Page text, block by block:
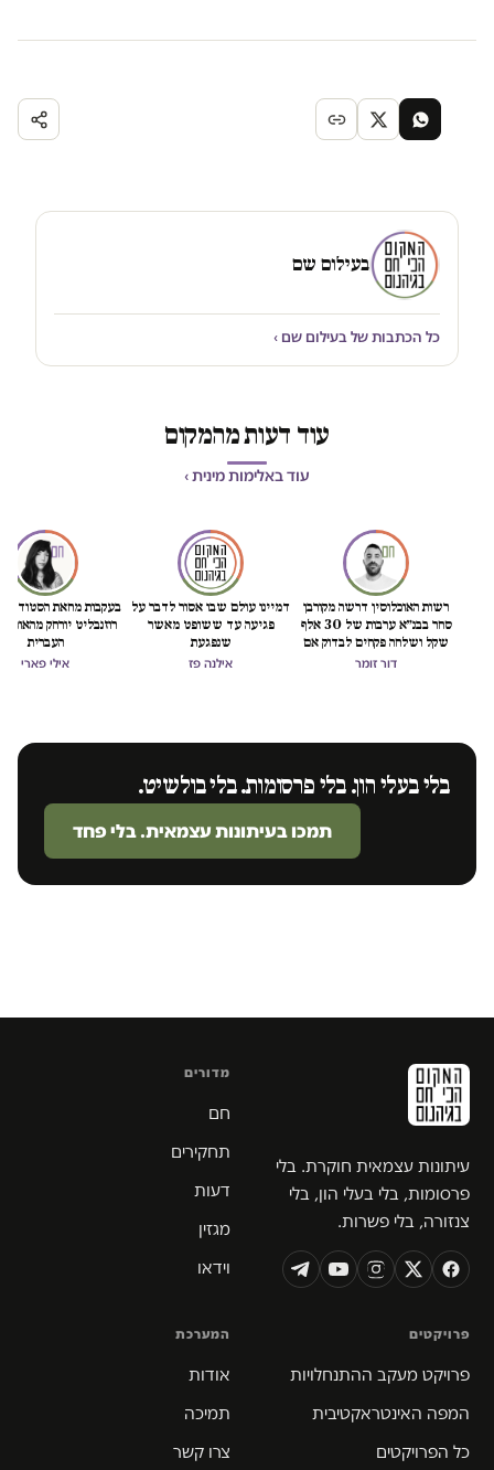
בעילום שם
כל הכתבות של בעילום שם ›
עוד דעות מהמקום
עוד באלימות מינית ›
רשות האוכלוסין דרשה מקורבן
סחר בבנ״א ערבות של 30 אלף
שקל ושלחה פקחים לבדוק אם
"חזרה לזנות"
דור זומר
דמיינו עולם שבו אסור לדבר על
פגיעה עד ששופט מאשר
שנפגעת
אילנה פז
בעקבות מחאת
רוזנבליט יורחק
העברית
אילי פארי
בלי בעלי הון. בלי פרסומות. בלי בולשיט.
תמכו בעיתונות עצמאית. בלי פחד
עיתונות עצמאית חוקרת. בלי
פרסומות, בלי בעלי הון, בלי
צנזורה, בלי פשרות.
מדורים
חם
תחקירים
דעות
מגזין
וידאו
פרויקטים
פרויקט מעקב ההתנחלויות
המפה האינטראקטיבית
כל הפרויקטים
המערכת
אודות
תמיכה
צרו קשר